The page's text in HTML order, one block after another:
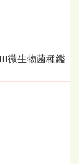
微生物菌種鑑